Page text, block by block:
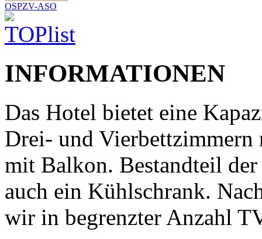
OSPZV-ASO
INFORMATIONEN
Das Hotel bietet eine
Drei- und
mit Balkon. Bestandteil
auch ein Kühlschrank.
wir in begrenzter Anzahl